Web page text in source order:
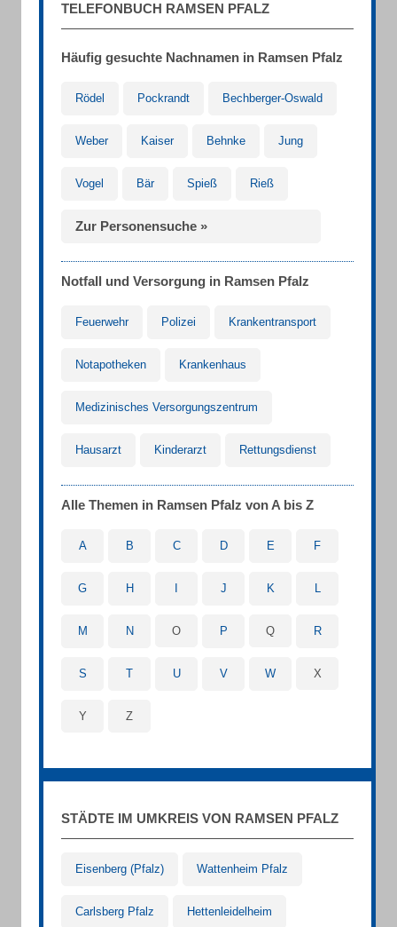
TELEFONBUCH RAMSEN PFALZ
Häufig gesuchte Nachnamen in Ramsen Pfalz
Rödel Pockrandt Bechberger-Oswald
Weber Kaiser Behnke Jung
Vogel Bär Spieß Rieß
Zur Personensuche »
Notfall und Versorgung in Ramsen Pfalz
Feuerwehr Polizei Krankentransport
Notapotheken Krankenhaus
Medizinisches Versorgungszentrum
Hausarzt Kinderarzt Rettungsdienst
Alle Themen in Ramsen Pfalz von A bis Z
A B C D E F
G H J K L
M N O P Q R
S T U V W X
Y Z
STÄDTE IM UMKREIS VON RAMSEN PFALZ
Eisenberg (Pfalz) Wattenheim Pfalz
Carlsberg Pfalz Hettenleidelheim